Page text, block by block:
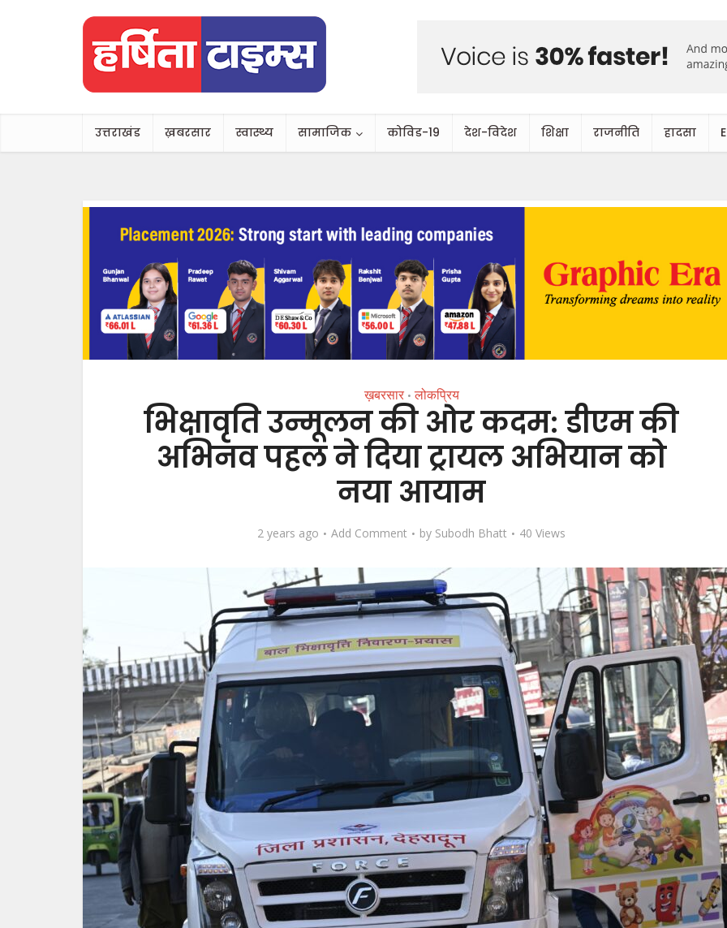
उत्तराखंड ख़बरसार स्वास्थ्य सामाजिक कोविड-19 देश-विदेश शिक्षा राजनीति हादसा
ख़बरसार • लोकप्रिय
भिक्षावृति उन्मूलन की ओर कदम: डीएम की
अभिनव पहल ने दिया ट्रायल अभियान को
नया आयाम
2 years ago Add Comment by Subodh Bhatt 40 Views